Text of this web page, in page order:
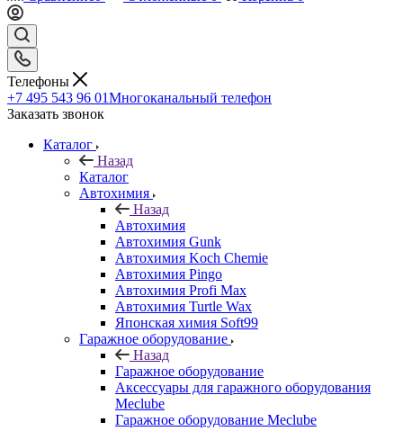
Телефоны
+7 495 543 96 01Многоканальный телефон
Заказать звонок
Каталог
Назад
Каталог
Автохимия
Назад
Автохимия
Автохимия Gunk
Автохимия Koch Chemie
Автохимия Pingo
Автохимия Profi Max
Автохимия Turtle Wax
Японская химия Soft99
Гаражное оборудование
Назад
Гаражное оборудование
Аксессуары для гаражного оборудования
Meclube
Гаражное оборудование Meclube